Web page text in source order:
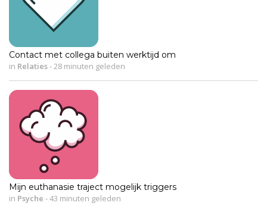
Contact met collega buiten werktijd om
in Relaties-28 minuten geleden
Mijn euthanasie traject mogelijk triggers
in Psyche -43 minuten geleden